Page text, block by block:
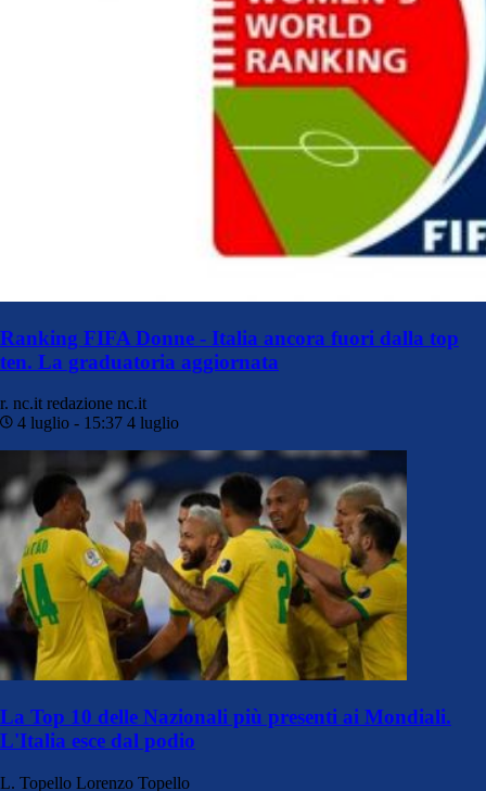
Ranking FIFA Donne - Italia ancora fuori dalla top
ten. La graduatoria aggiornata
r. nc.it redazione nc.it
4 luglio - 15:37 4 luglio
La Top 10 delle Nazionali più presenti ai Mondiali.
L'Italia esce dal podio
L. Topello Lorenzo Topello